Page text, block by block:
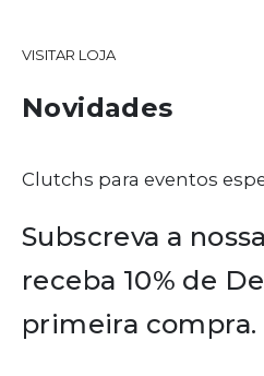
VISITAR LOJA
Novidades
Clutchs para eventos
Subscreva a
receba 10% de
primeira compra.